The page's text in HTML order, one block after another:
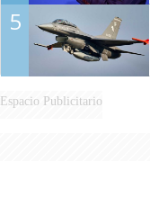
5
Espacio Publicitario